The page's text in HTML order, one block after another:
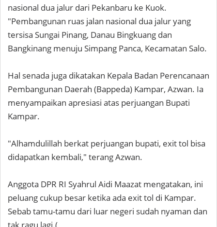
nasional dua jalur dari Pekanbaru ke Kuok.
"Pembangunan ruas jalan nasional dua jalur yang
tersisa Sungai Pinang, Danau Bingkuang dan
Bangkinang menuju Simpang Panca, Kecamatan Salo.
Hal senada juga dikatakan Kepala Badan Perencanaan
Pembangunan Daerah (Bappeda) Kampar, Azwan. Ia
menyampaikan apresiasi atas perjuangan Bupati
Kampar.
"Alhamdulillah berkat perjuangan bupati, exit tol bisa
didapatkan kembali," terang Azwan.
Anggota DPR RI Syahrul Aidi Maazat mengatakan, ini
peluang cukup besar ketika ada exit tol di Kampar.
Sebab tamu-tamu dari luar negeri sudah nyaman dan
tak ragu lagi.(